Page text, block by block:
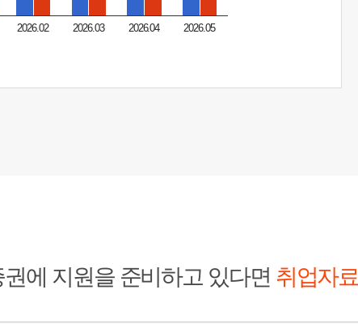
2026.02 2026.03 2026.04 2026.05
에 지원을 준비하고 있다면 취업자료